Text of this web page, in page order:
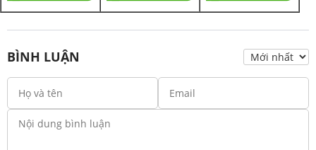
BÌNH LUẬN